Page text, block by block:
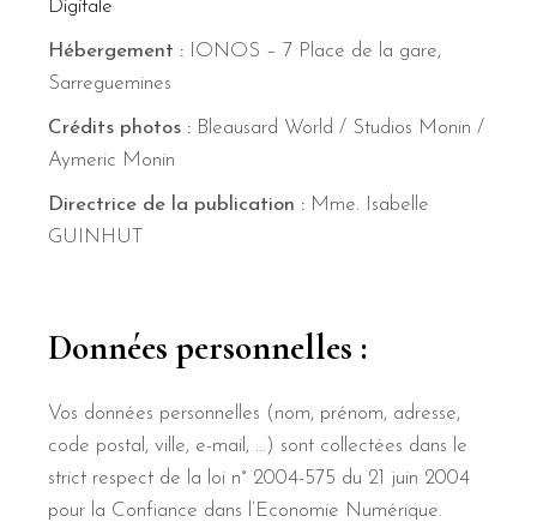
Digitale
Hébergement :
IONOS – 7 Place de la gare,
Sarreguemines
Crédits photos : Bleausard World / Studios Monin /
Aymeric Monin
Directrice de la publication : Mme. Isabelle
GUINHUT
Données personnelles :
Vos données personnelles (nom, prénom, adresse,
code postal, ville, e-mail, …) sont collectées dans le
strict respect de la loi n° 2004-575 du 21 juin 2004
pour la Confiance dans l’Economie Numérique.